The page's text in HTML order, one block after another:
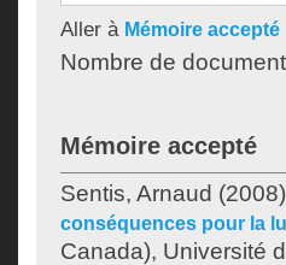
Aller à Mémoire accepté
Nombre de
Mémoire accepté
Sentis, Arnaud
conséquences pour la
Canada), Université